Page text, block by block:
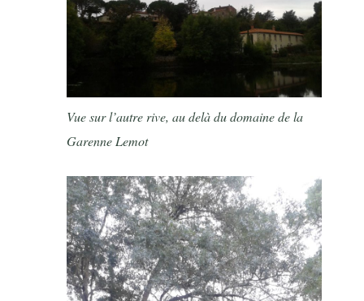
Vue sur l’autre rive, au delà du domaine de la
Garenne Lemot